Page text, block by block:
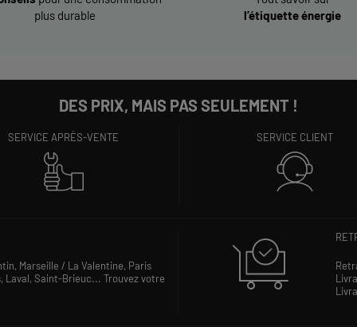
plus durable
l’étiquette énergie
DES PRIX, MAIS PAS SEULEMENT !
SERVICE APRÈS-VENTE SERVICE CLIENT
Marseille / La Valentine, Paris
Laval,Saint-Brieuc...Trouvez votre